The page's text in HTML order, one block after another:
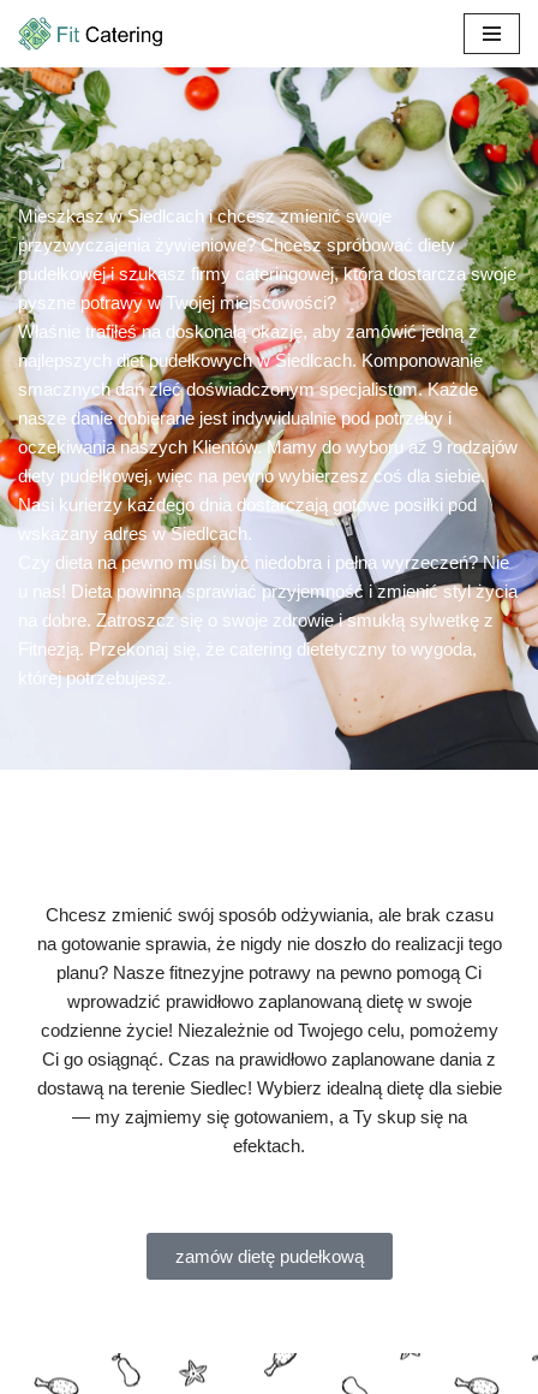
Przejdź
do
treści
Mieszkasz w Siedlcach i chcesz zmienić swoje
przyzwyczajenia żywieniowe? Chcesz spróbować diety
pudełkowej i szukasz firmy cateringowej, która dostarcza swoje
pyszne potrawy w Twojej miejscowości?
Właśnie trafiłeś na doskonałą okazję, aby zamówić jedną z
najlepszych diet pudełkowych w Siedlcach. Komponowanie
smacznych dań zleć doświadczonym specjalistom. Każde
nasze danie dobierane jest indywidualnie pod potrzeby i
oczekiwania naszych Klientów. Mamy do wyboru aż 9 rodzajów
diety pudełkowej, więc na pewno wybierzesz coś dla siebie.
Nasi kurierzy każdego dnia dostarczają gotowe posiłki pod
wskazany adres w Siedlcach.
Czy dieta na pewno musi być niedobra i pełna wyrzeczeń? Nie
u nas! Dieta powinna sprawiać przyjemność i zmienić styl życia
na dobre. Zatroszcz się o swoje zdrowie i smukłą sylwetkę z
Fitnezją. Przekonaj się, że catering dietetyczny to wygoda,
której potrzebujesz.
Chcesz zmienić swój sposób odżywiania, ale brak czasu
na gotowanie sprawia, że nigdy nie doszło do realizacji tego
planu? Nasze fitnezyjne potrawy na pewno pomogą Ci
wprowadzić prawidłowo zaplanowaną dietę w swoje
codzienne życie! Niezależnie od Twojego celu, pomożemy
Ci go osiągnąć. Czas na prawidłowo zaplanowane dania z
dostawą na terenie Siedlec! Wybierz idealną dietę dla siebie
— my zajmiemy się gotowaniem, a Ty skup się na
efektach.
zamów dietę pudełkową